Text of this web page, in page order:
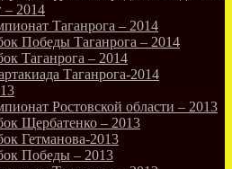
– 2014
Таганрога – 2014
Победы Таганрога – 2014
Таганрога – 2014
Таганрога-2014
Ростовской области – 2013
Щербатенко – 2013
Гетманова-2013
Победы – 2013